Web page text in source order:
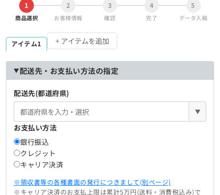
1
商品選択
2
お客様情報
3
確認
4
完了
5
データ入稿
アイテム1 + アイテムを追加
配送先・お支払い方法の指定
配送先(都道府県)
▼
お支払い方法
銀行振込
クレジット
キャリア決済
※領収書等の各種書面の発行につきまして(別ページ)
※キャリア決済のお支払上限は累計5万円(送料・消費税込み)で